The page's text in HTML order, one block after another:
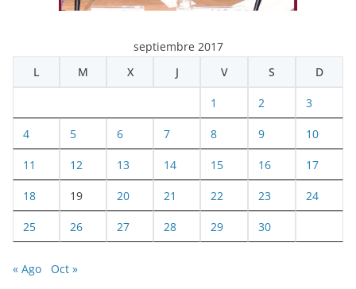
septiembre 2017
L
M X J V S D
1 2 3
4 5 6 7 8 9 10
11 12 13 14 15 16 17
18 19 20 21 22 23 24
25 26 27 28 29 30
« Ago Oct »